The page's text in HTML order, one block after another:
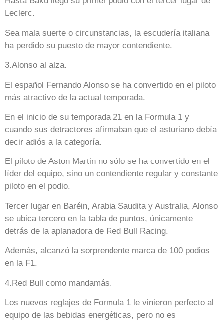
Leclerc.
Sea mala suerte o circunstancias, la escudería italiana
ha perdido su puesto de mayor contendiente.
3.Alonso al alza.
El español Fernando Alonso se ha convertido en el piloto
más atractivo de la actual temporada.
En el inicio de su temporada 21 en la Formula 1 y
cuando sus detractores afirmaban que el asturiano debía
decir adiós a la categoría.
El piloto de Aston Martin no sólo se ha convertido en el
líder del equipo, sino un contendiente regular y constante
piloto en el podio.
Tercer lugar en Baréin, Arabia Saudita y Australia, Alonso
se ubica tercero en la tabla de puntos, únicamente
detrás de la aplanadora de Red Bull Racing.
Además, alcanzó la sorprendente marca de 100 podios
en la F1.
4.Red Bull como mandamás.
Los nuevos reglajes de Formula 1 le vinieron perfecto al
equipo de las bebidas energéticas, pero no es